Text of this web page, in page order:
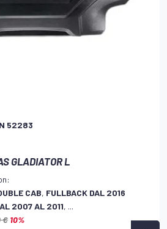
52283
GLADIATOR L
CAB, FULLBACK DAL 2016
2007 AL 2011, ...
€ 10%